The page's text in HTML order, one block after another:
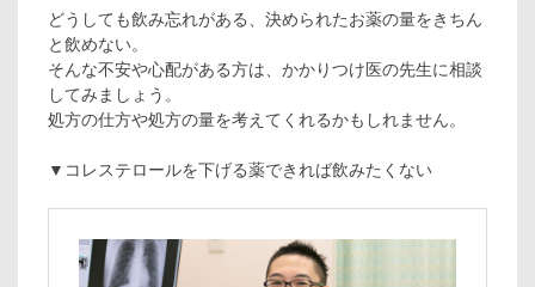
どうしても飲み忘れがある、決められたお薬の量をきちん
と飲めない。
そんな不安や心配がある方は、かかりつけ医の先生に相談
してみましょう。
処方の仕方や処方の量を考えてくれるかもしれません。
▼コレステロールを下げる薬できれば飲みたくない